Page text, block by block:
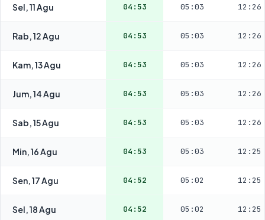
Sel, 11 Agu 04:53 05:03 12:26
Rab, 12 Agu 04:53 05:03 12:26
Kam, 13 Agu 04:53 05:03 12:26
Jum, 14 Agu 04:53 05:03 12:26
Sab, 15 Agu 04:53 05:03 12:26
Min, 16 Agu 04:53 05:03 12:25
Sen, 17 Agu 04:52 05:02 12:25
Sel, 18 Agu 04:52 05:02 12:25